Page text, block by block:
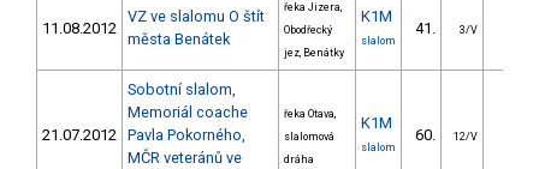
11.08.2012
VZ ve slalomu O štít
města Benátek
řeka Jizera,
Obodřecký
jez, Benátky
K1M
slalom
41. 3/V
21.07.2012
Sobotní slalom,
Memoriál coache
Pavla Pokorného,
MČR veteránů ve
řeka Otava,
slalomová
dráha
K1M
slalom
60. 12/V